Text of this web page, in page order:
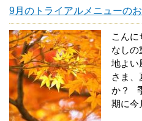
9月のトライアルメニューの
こん
なし
地よい
さま、
か？
期に